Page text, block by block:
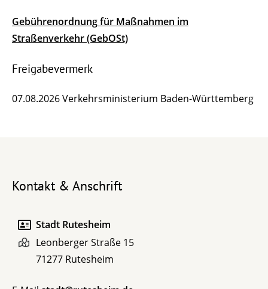
Gebührenordnung für Maßnahmen im
Straßenverkehr (GebOSt)
Freigabevermerk
07.08.2026 Verkehrsministerium Baden-Württemberg
Kontakt & Anschrift
Stadt Rutesheim
Leonberger Straße 15
71277 Rutesheim